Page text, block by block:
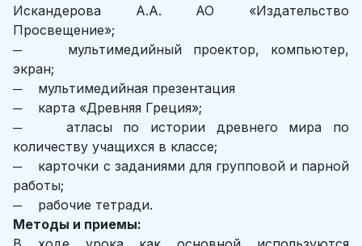
Искандерова А.А. АО «Издательство
Просвещение»;
─ мультимедийный проектор, компьютер,
экран;
─ мультимедийная презентация
─ карта «Древняя Греция»;
─ атласы по истории древнего мира по
количеству учащихся в классе;
─ карточки с заданиями для групповой и парной
работы;
─ рабочие тетради.
Методы и приемы: